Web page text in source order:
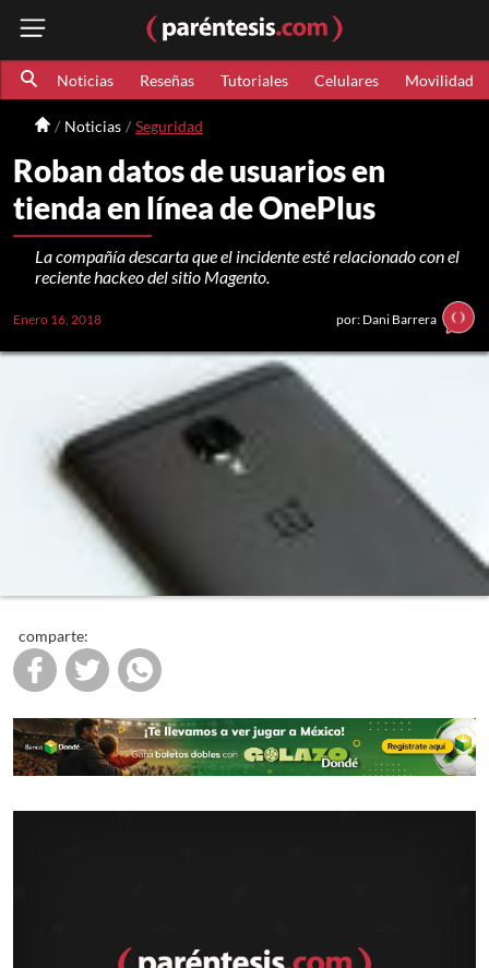
Noticias Reseñas Tutoriales Celulares Movilidad
Noticias Seguridad
Roban datos de usuarios en
tienda en línea de OnePlus
La compañía descarta que el incidente esté relacionado con el
reciente hackeo del sitio Magento.
Enero 16, 2018 por: Dani Barrera
comparte: